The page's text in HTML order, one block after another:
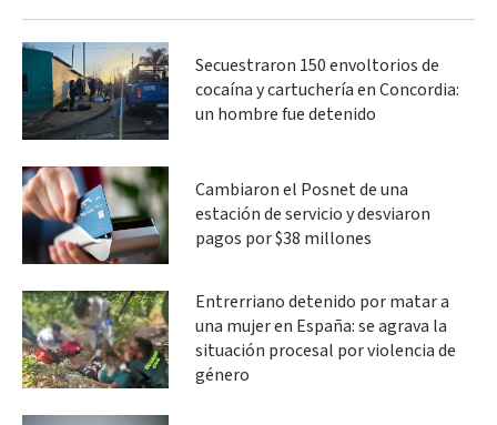
Secuestraron 150 envoltorios de
cocaína y cartuchería en Concordia:
un hombre fue detenido
Cambiaron el Posnet de una
estación de servicio y desviaron
pagos por $38 millones
Entrerriano detenido por matar a
una mujer en España: se agrava la
situación procesal por violencia de
género